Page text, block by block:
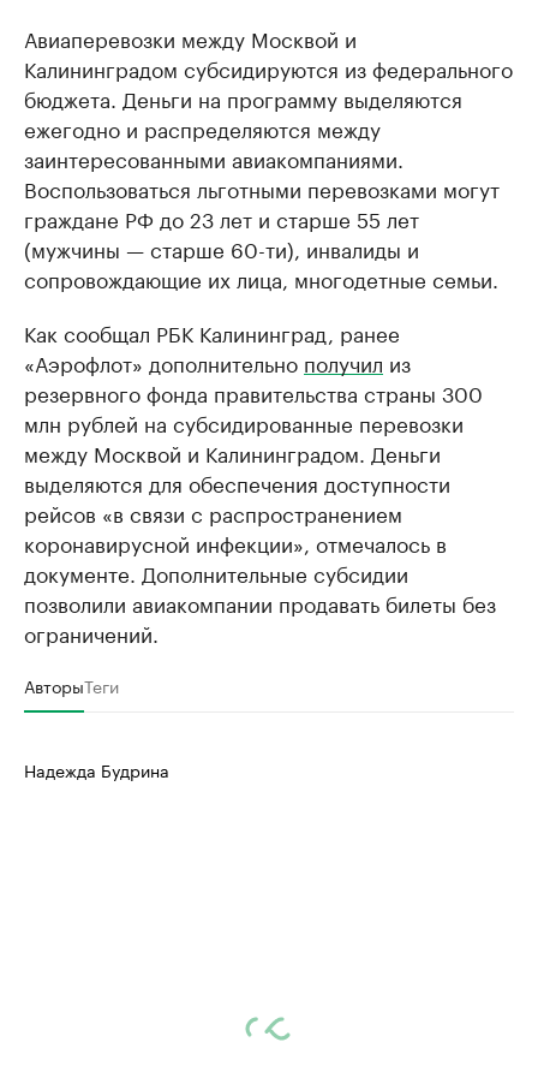
Авиаперевозки между Москвой и
Калининградом субсидируются из федерального
бюджета. Деньги на программу выделяются
ежегодно и распределяются между
заинтересованными авиакомпаниями.
Воспользоваться льготными перевозками могут
граждане РФ до 23 лет и старше 55 лет
(мужчины — старше 60-ти), инвалиды и
сопровождающие их лица, многодетные семьи.
Как сообщал РБК Калининград, ранее
«Аэрофлот» дополнительно получил из
резервного фонда правительства страны 300
млн рублей на субсидированные перевозки
между Москвой и Калининградом. Деньги
выделяются для обеспечения доступности
рейсов «в связи с распространением
коронавирусной инфекции», отмечалось в
документе. Дополнительные субсидии
позволили авиакомпании продавать билеты без
ограничений.
АвторыТеги
Надежда Будрина